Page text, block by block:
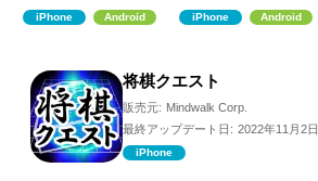
iPhone Android iPhone Android
将棋クエスト
販売元: Mindwalk Corp.
最終アップデート日: 2022年11月2日
iPhone